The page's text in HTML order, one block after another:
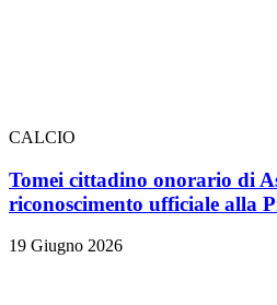
CALCIO
Tomei cittadino onorario di
riconoscimento ufficiale alla
19 Giugno 2026